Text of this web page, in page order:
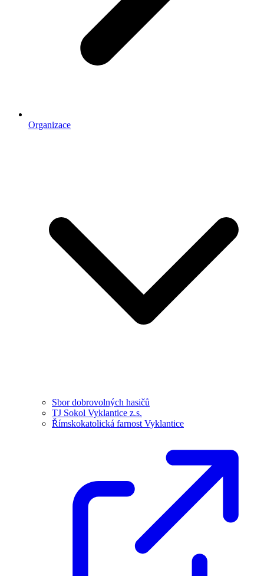
Organizace
Sbor dobrovolných hasičů
TJ Sokol Vyklantice z.s.
Římskokatolická farnost Vyklantice